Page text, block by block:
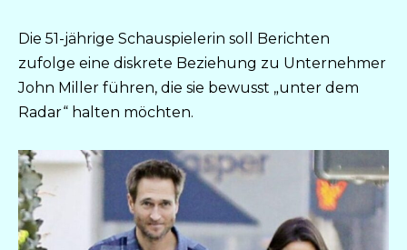
Die 51-jährige Schauspielerin soll Berichten
zufolge eine diskrete Beziehung zu Unternehmer
John Miller führen, die sie bewusst „unter dem
Radar“ halten möchten.